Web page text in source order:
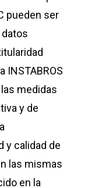
pueden ser
INSTABROS
medidas
y de
y calidad de
las mismas
en la